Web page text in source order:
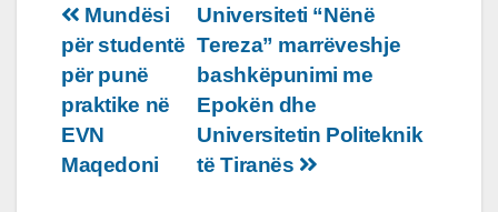
Lëvizje
te
postimet
Universiteti “Nënë
Tereza” marrëveshje
bashkëpunimi me
Epokën dhe
Universitetin Politeknik
të Tiranës
Mundësi
për studentë
për punë
praktike në
EVN
Maqedoni